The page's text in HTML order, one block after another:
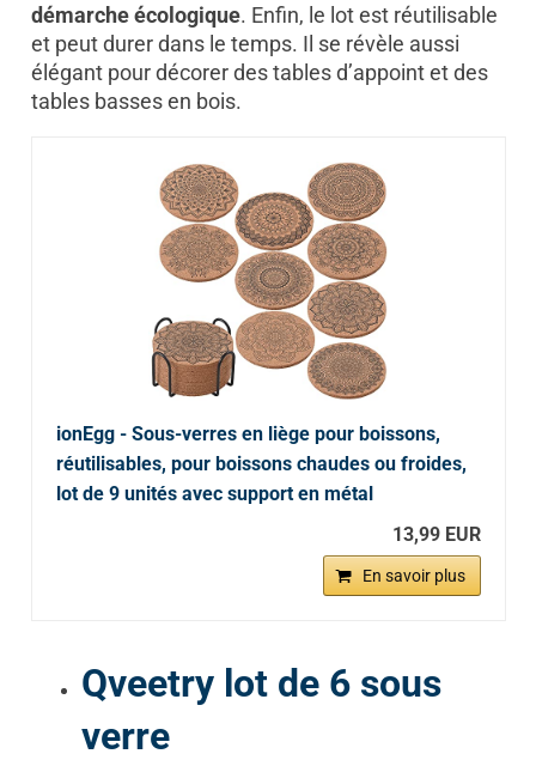
démarche écologique. Enfin, le lot est réutilisable
et peut durer dans le temps. Il se révèle aussi
élégant pour décorer des tables d’appoint et des
tables basses en bois.
ionEgg - Sous-verres en liège pour boissons,
réutilisables, pour boissons chaudes ou froides,
lot de 9 unités avec support en métal
13,99 EUR
En savoir plus
Qveetry lot de 6 sous
verre